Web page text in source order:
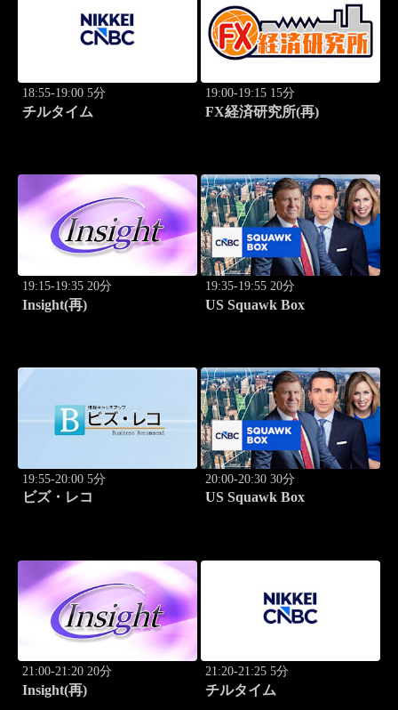
18:55-19:00 5分
チルタイム
19:00-19:15 15分
FX経済研究所(再)
19:15-19:35 20分
Insight(再)
19:35-19:55 20分
US Squawk Box
19:55-20:00 5分
ビズ・レコ
20:00-20:30 30分
US Squawk Box
21:00-21:20 20分
Insight(再)
21:20-21:25 5分
チルタイム